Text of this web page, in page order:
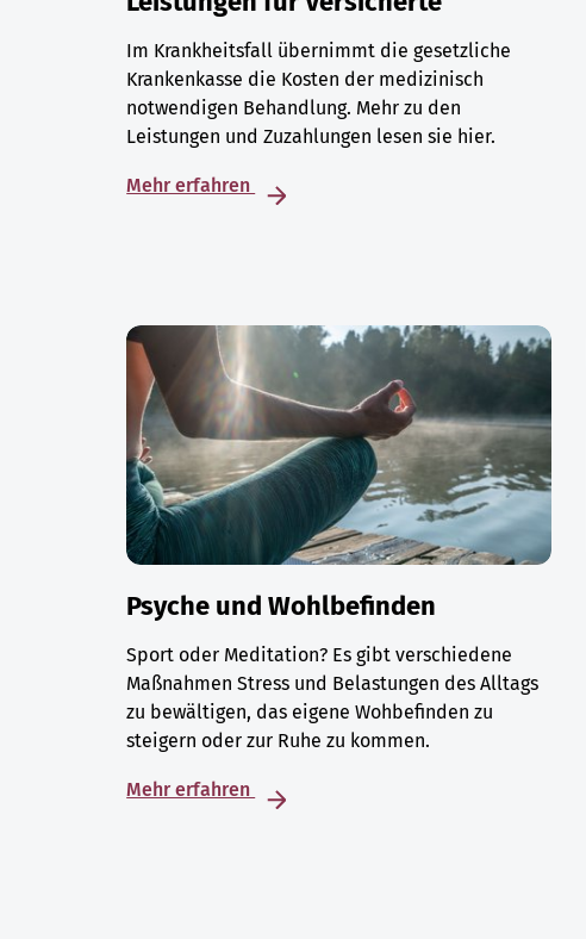
Im Krankheitsfall übernimmt die gesetzliche
Krankenkasse die Kosten der medizinisch
notwendigen Behandlung. Mehr zu den
Leistungen und Zuzahlungen lesen sie hier.
Mehr erfahren
Psyche und Wohlbefinden
Sport oder Meditation? Es gibt verschiedene
Maßnahmen Stress und Belastungen des Alltags
zu bewältigen, das eigene Wohbefinden zu
steigern oder zur Ruhe zu kommen.
Mehr erfahren